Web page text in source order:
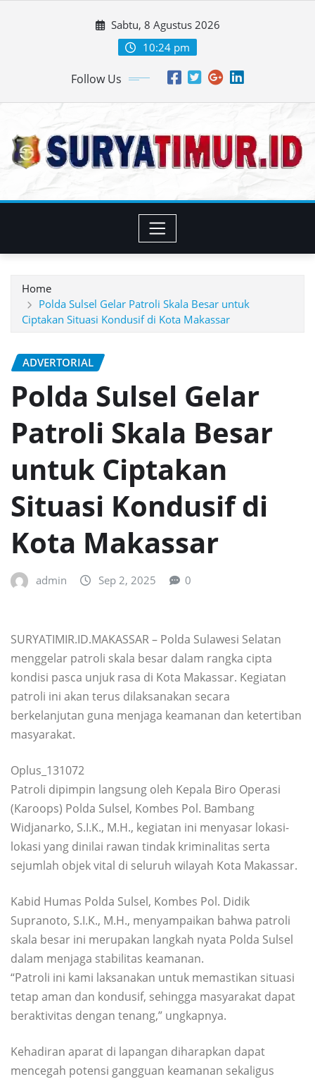
Sabtu, 8 Agustus 2026
10:24 pm
Follow Us
Home
Polda Sulsel Gelar Patroli Skala Besar untuk
Ciptakan Situasi Kondusif di Kota Makassar
ADVERTORIAL
Polda Sulsel Gelar
Patroli Skala Besar
untuk Ciptakan
Situasi Kondusif di
Kota Makassar
admin Sep 2, 2025 0
SURYATIMIR.ID.MAKASSAR – Polda Sulawesi Selatan
menggelar patroli skala besar dalam rangka cipta
kondisi pasca unjuk rasa di Kota Makassar. Kegiatan
patroli ini akan terus dilaksanakan secara
berkelanjutan guna menjaga keamanan dan ketertiban
masyarakat.
Oplus_131072
Patroli dipimpin langsung oleh Kepala Biro Operasi
(Karoops) Polda Sulsel, Kombes Pol. Bambang
Widjanarko, S.I.K., M.H., kegiatan ini menyasar lokasi-
lokasi yang dinilai rawan tindak kriminalitas serta
sejumlah objek vital di seluruh wilayah Kota Makassar.
Kabid Humas Polda Sulsel, Kombes Pol. Didik
Supranoto, S.I.K., M.H., menyampaikan bahwa patroli
skala besar ini merupakan langkah nyata Polda Sulsel
dalam menjaga stabilitas keamanan.
“Patroli ini kami laksanakan untuk memastikan situasi
tetap aman dan kondusif, sehingga masyarakat dapat
beraktivitas dengan tenang,” ungkapnya.
Kehadiran aparat di lapangan diharapkan dapat
mencegah potensi gangguan keamanan sekaligus